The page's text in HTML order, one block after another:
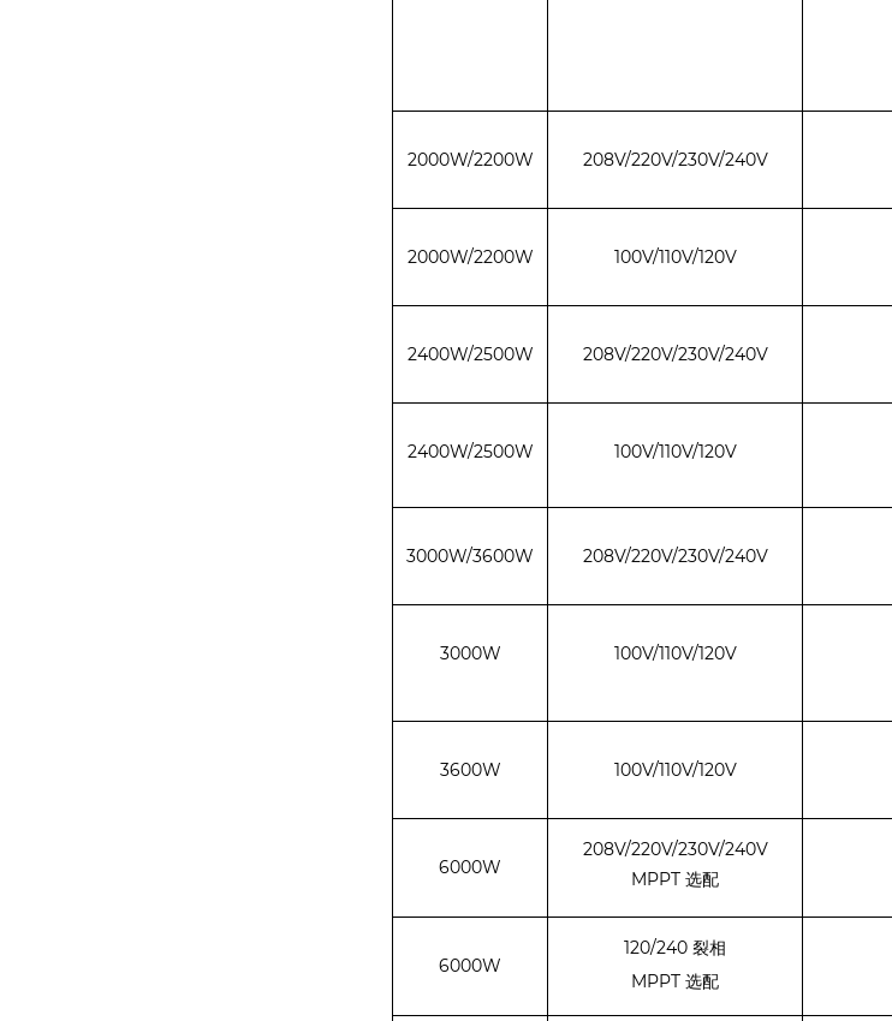
2000W/2200W 208V/220V/230V/240V
2000W/2200W 100V/110V/120V
2400W/2500W 208V/220V/230V/240V
2400W/2500W 100V/110V/120V
3000W/3600W 208V/220V/230V/240V
3000W 100V/110V/120V
3600W 100V/110V/120V
6000W
208V/220V/230V/240V
MPPT选配
6000W
120/240裂相
MPPT选配